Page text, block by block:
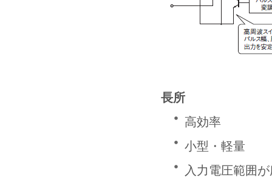
長所
高効率
小型・軽量
入力電圧範囲